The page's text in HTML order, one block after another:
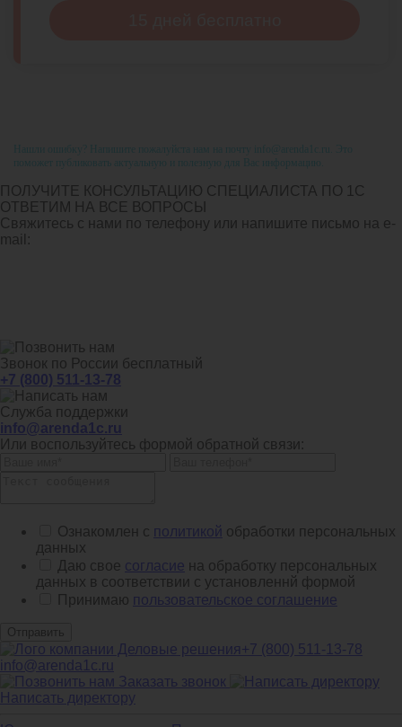
Нашли ошибку? Напишите пожалуйста нам на почту info@arenda1c.ru. Это
поможет публиковать актуальную и полезную для Вас информацию.
ПОЛУЧИТЕ КОНСУЛЬТАЦИЮ СПЕЦИАЛИСТА ПО 1С
ОТВЕТИМ НА ВСЕ ВОПРОСЫ
Свяжитесь с нами по телефону или напишите письмо на e-
mail:
Звонок по России бесплатный
+7 (800) 511-13-78
Служба поддержки
info@arenda1c.ru
Или воспользуйтесь формой обратной связи:
Ознакомлен с политикой обработки персональных
данных
Даю свое согласие на обработку персональных
данных в соответствии с установленнй формой
Принимаю пользовательское соглашение
Отправить
+7 (800) 511-13-78
info@arenda1c.ru
Заказать звонок
Написать директору